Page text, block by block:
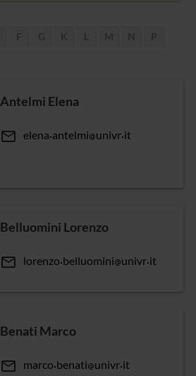
Antelmi Elena
email elena antelmi univr it
Belluomini Lorenzo
email lorenzo belluomini univr it
Benati Marco
email marco benati univr it